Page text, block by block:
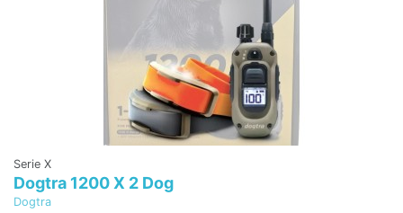
Serie X
Dogtra 1200 X 2 Dog
Dogtra